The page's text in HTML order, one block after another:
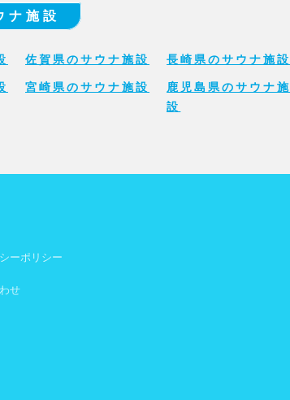
ナ施設
佐賀県のサウナ施設 長崎県のサウナ施設
宮崎県のサウナ施設
鹿児島県のサウナ施
設
ーポリシー
せ